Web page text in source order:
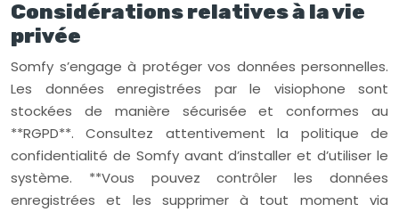
Considérations relatives à la vie
privée
Somfy s’engage à protéger vos données personnelles.
Les données enregistrées par le visiophone sont
stockées de manière sécurisée et conformes au
**RGPD**. Consultez attentivement la politique de
confidentialité de Somfy avant d’installer et d’utiliser le
système. **Vous pouvez contrôler les données
enregistrées et les supprimer à tout moment via